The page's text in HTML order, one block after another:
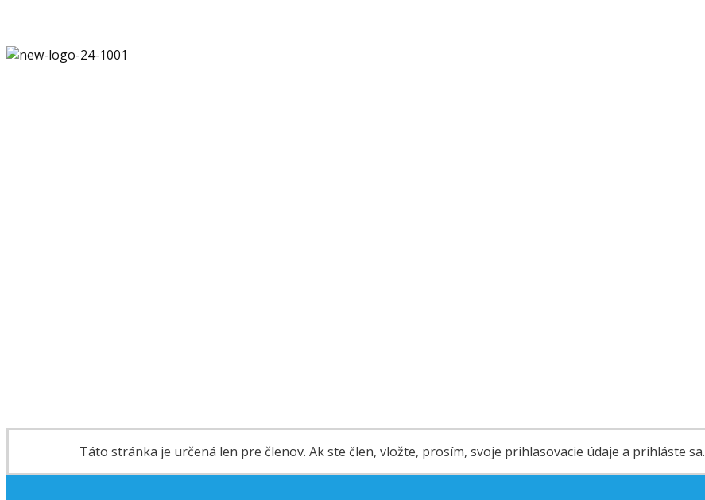
Táto stránka je určená len pre členov. Ak ste člen, vložte, prosím, svoje prihlasovacie údaje a prihláste sa.